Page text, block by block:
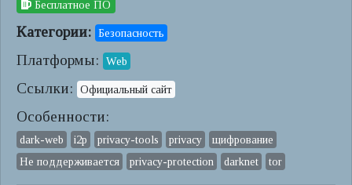
Бесплатное ПО
Категории: Безопасность
Платформы: Web
Ссылки: Официальный сайт
Особенности:
dark-web i2p privacy-tools privacy
щифрование
Не поддерживается
privacy-protection darknet tor